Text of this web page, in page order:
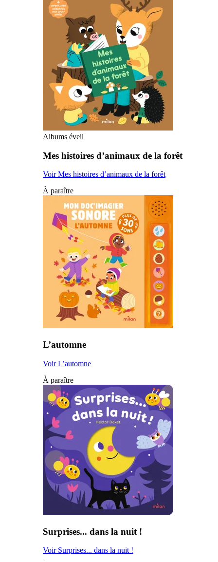
Albums éveil
Mes histoires d’animaux de la forêt
Voir Mes histoires d’animaux de la forêt
À paraître
L’automne
Voir L’automne
À paraître
Surprises... dans la nuit !
Voir Surprises... dans la nuit !